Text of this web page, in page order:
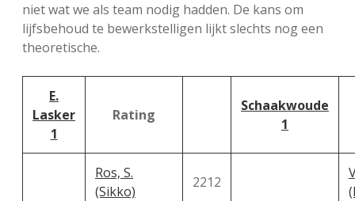
niet wat we als team nodig hadden. De kans om
lijfsbehoud te bewerkstelligen lijkt slechts nog een
theoretische.
E.
Lasker
1
Rating
Schaakwoude
1
Ros, S.
(Sikko)
2212